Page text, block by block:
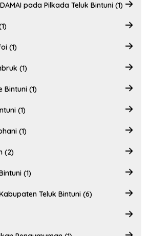
pada Pilkada Teluk Bintuni (1)
(1)
(1)
Bintuni (1)
(1)
(1)
(2)
(1)
Teluk Bintuni (6)